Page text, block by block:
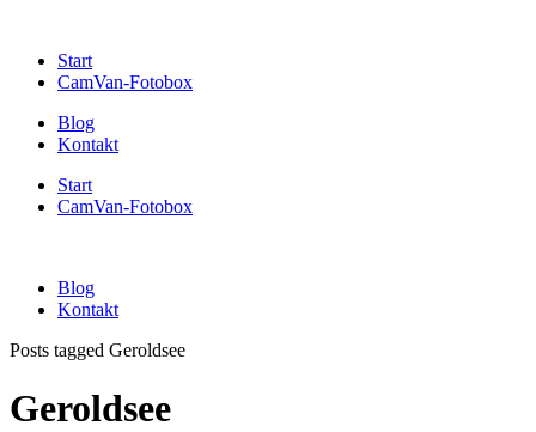
Start
CamVan-Fotobox
Blog
Kontakt
Start
CamVan-Fotobox
Blog
Kontakt
Posts tagged Geroldsee
Geroldsee